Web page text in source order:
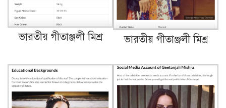
ভারতীয় গীতাঞ্জলী মিশ্র ভারতীয় গীতাঞ্জলী মিশ্র